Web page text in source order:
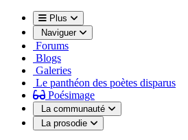
Plus
Naviguer
Forums
Blogs
Galeries
Le panthéon des poètes disparus
Poésimage
La communauté
La prosodie